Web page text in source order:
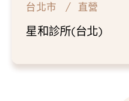
北市 直營
和診所(台北)